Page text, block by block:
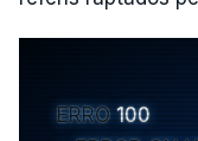
ERRO 100